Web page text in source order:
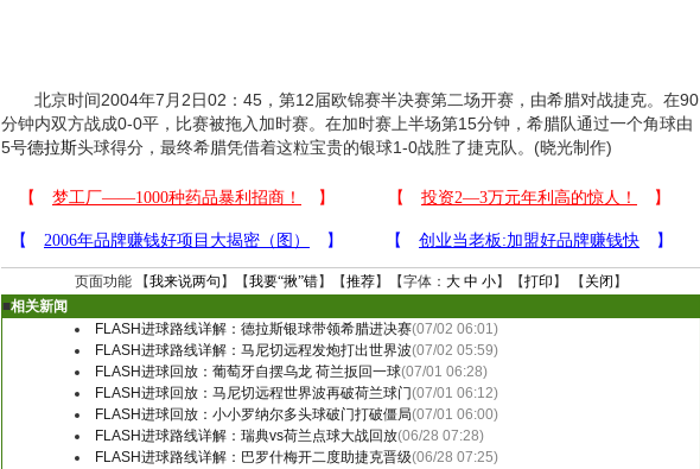
北京时间2004年7月2日02：45，第12届欧锦赛半决赛第二场开赛，由希腊对战捷克。在90
分钟内双方战成0-0平，比赛被拖入加时赛。在加时赛上半场第15分钟，希腊队通过一个角球由
5号德拉斯头球得分，最终希腊凭借着这粒宝贵的银球1-0战胜了捷克队。(晓光制作)
页面功能 【我来说两句 】【我要“揪”错】【推荐】【字体： 大 中 小】【打印 】 【 关闭 】
■相关新闻
FLASH进球路线详解：德拉斯银球带领希腊进决赛(07/02 06:01)
FLASH进球路线详解：马尼切远程发炮打出世界波(07/02 05:59)
FLASH进球回放：葡萄牙自摆乌龙 荷兰扳回一球(07/01 06:28)
FLASH进球回放：马尼切远程世界波再破荷兰球门(07/01 06:12)
FLASH进球回放：小小罗纳尔多头球破门打破僵局(07/01 06:00)
FLASH进球路线详解：瑞典vs荷兰点球大战回放(06/28 07:28)
FLASH进球路线详解：巴罗什梅开二度助捷克晋级(06/28 07:25)